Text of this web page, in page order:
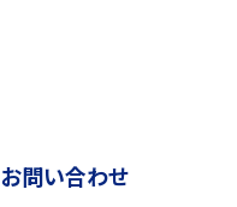
お問い合わせ